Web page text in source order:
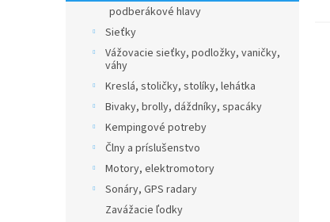
podberákové hlavy
Sieťky
Vážovacie sieťky, podložky, vaničky,
váhy
Kreslá, stoličky, stolíky, lehátka
Bivaky, brolly, dáždníky, spacáky
Kempingové potreby
Člny a príslušenstvo
Motory, elektromotory
Sonáry, GPS radary
Zavážacie ľodky